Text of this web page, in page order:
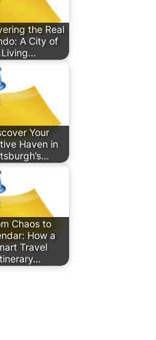
the Real
A City of
Living…
Your
Haven in
Chaos to
How a
Travel